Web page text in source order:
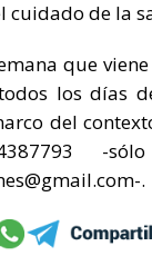
cuidado de la
que
los días
del
-
.